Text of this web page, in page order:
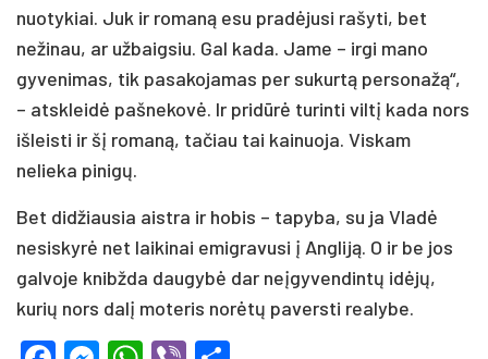
nuotykiai. Juk ir romaną esu pradėjusi rašyti, bet
nežinau, ar užbaigsiu. Gal kada. Jame – irgi mano
gyvenimas, tik pasakojamas per sukurtą personažą“,
– atskleidė pašnekovė. Ir pridūrė turinti viltį kada nors
išleisti ir šį romaną, tačiau tai kainuoja. Viskam
nelieka pinigų.
Bet didžiausia aistra ir hobis – tapyba, su ja Vladė
nesiskyrė net laikinai emigravusi į Angliją. O ir be jos
galvoje knibžda daugybė dar neįgyvendintų idėjų,
kurių nors dalį moteris norėtų paversti realybe.